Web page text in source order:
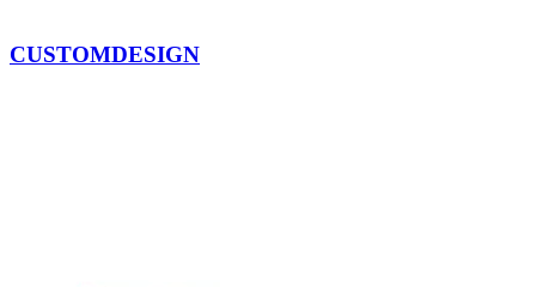
CUSTOMDESIGN